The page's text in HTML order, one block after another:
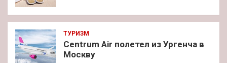
ТУРИЗМ
Centrum Air полетел из Ургенча в
Москву